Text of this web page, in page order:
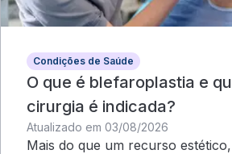
Condições de Saúde
O que é blefaroplastia e
cirurgia é indicada?
Atualizado em 03/08/2026
Mais do que um recurso